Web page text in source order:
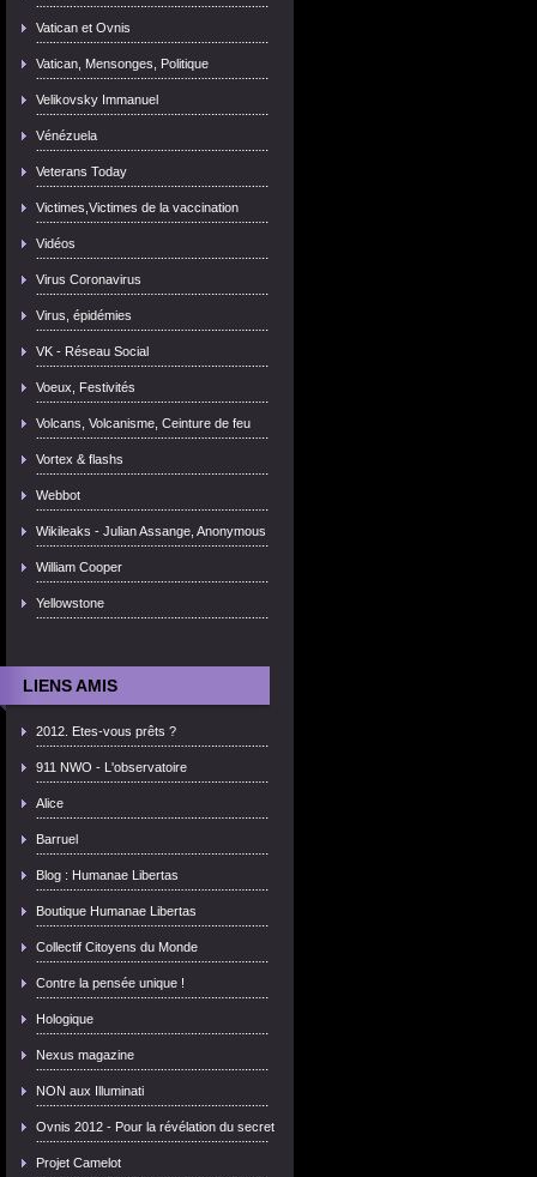
Vatican et Ovnis
Vatican, Mensonges, Politique
Velikovsky Immanuel
Vénézuela
Veterans Today
Victimes,Victimes de la vaccination
Vidéos
Virus Coronavirus
Virus, épidémies
VK - Réseau Social
Voeux, Festivités
Volcans, Volcanisme, Ceinture de feu
Vortex & flashs
Webbot
Wikileaks - Julian Assange, Anonymous
William Cooper
Yellowstone
LIENS AMIS
2012. Etes-vous prêts ?
911 NWO - L'observatoire
Alice
Barruel
Blog : Humanae Libertas
Boutique Humanae Libertas
Collectif Citoyens du Monde
Contre la pensée unique !
Hologique
Nexus magazine
NON aux Illuminati
Ovnis 2012 - Pour la révélation du secret
Projet Camelot